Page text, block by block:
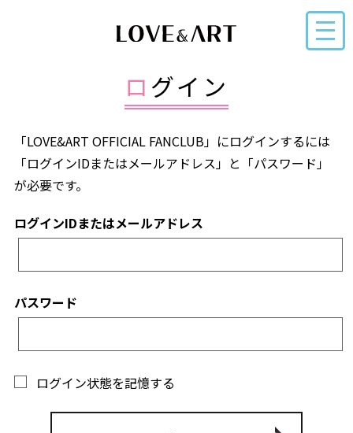
ログイン
「LOVE&ART OFFICIAL FANCLUB」にログインするには
「ログインIDまたはメールアドレス」と「パスワード」
が必要です。
ログインIDまたはメールアドレス
パスワード
ログイン状態を記憶する